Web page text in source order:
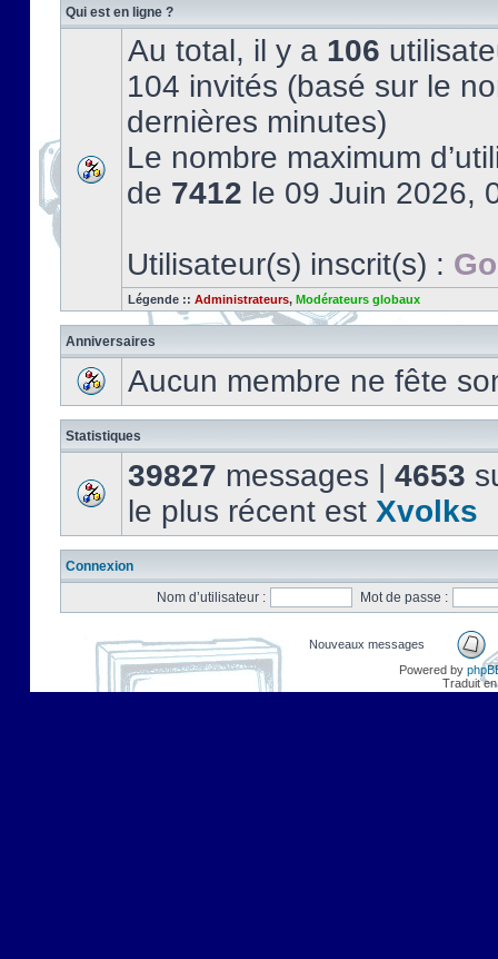
Qui est en ligne ?
Au total, il y a 106
104 invités (basé sur le
dernières minutes)
Le nombre maximum
de 7412 le 09 Juin 2026,
Utilisateur(s) inscrit(s) :
Légende :: Administrateurs, Modérateurs globaux
Anniversaires
Aucun membre ne fête
Statistiques
39827 messages | 4653
le plus récent est Xvolks
Connexion
Nom d’utilisateur :
Mot de passe :
Nouveaux messages
Powered by
Traduit